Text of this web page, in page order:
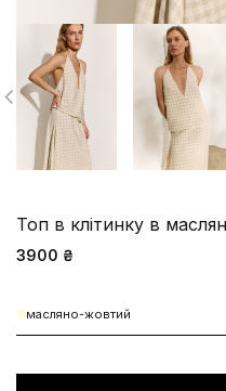
Топ в клітинку в
3900 ₴
масляно-жовтий